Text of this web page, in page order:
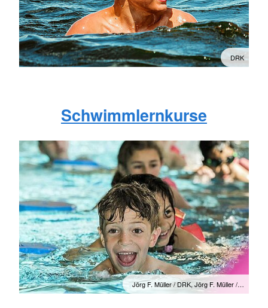
DRK
Schwimmlernkurse
Jörg F. Müller / DRK, Jörg F. Müller /…